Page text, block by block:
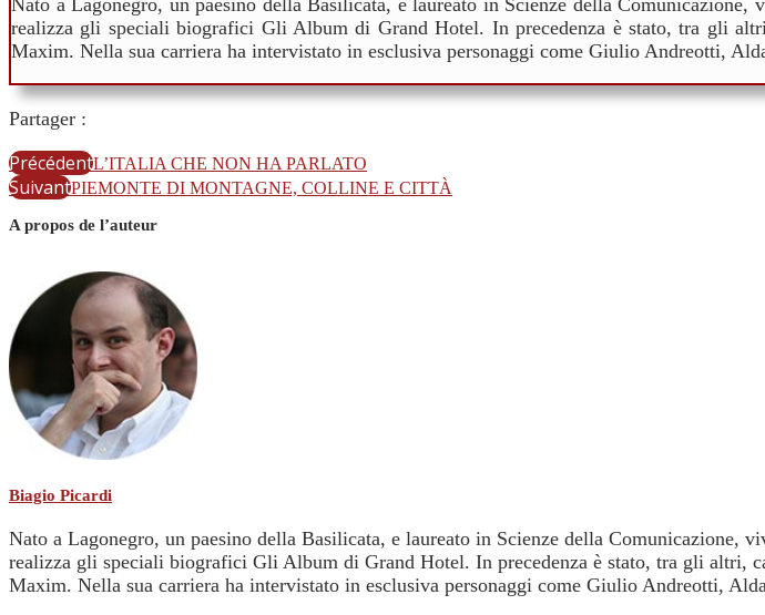
Nato a Lagonegro, un paesino della Basilicata, e laureato in Scienze della
realizza gli speciali biografici Gli Album di Grand Hotel. In precedenza è stato, tra gli
Maxim. Nella sua carriera ha intervistato in esclusiva personaggi come Giulio Andreotti,
Partager :
PrécédentL’ITALIA CHE NON HA PARLATO
SuivantPIEMONTE DI MONTAGNE, COLLINE E CITTÀ
A propos de l’auteur
Biagio Picardi
Nato a Lagonegro, un paesino della Basilicata, e laureato in Scienze della Comunicazione,
realizza gli speciali biografici Gli Album di Grand Hotel. In precedenza è stato, tra gli altri,
Maxim. Nella sua carriera ha intervistato in esclusiva personaggi come Giulio Andreotti,